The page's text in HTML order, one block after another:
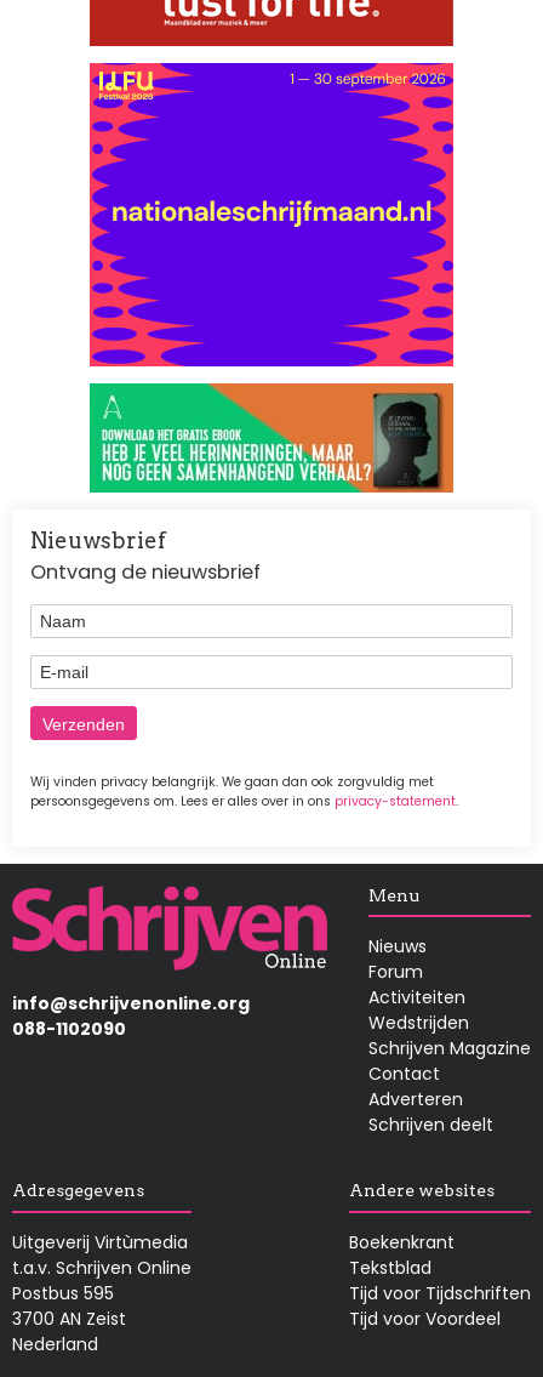
Nieuwsbrief
Ontvang de nieuwsbrief
Naam
E-mail
Wij vinden privacy belangrijk. We gaan dan ook zorgvuldig met
persoonsgegevens om. Lees er alles over in ons privacy-statement.
Afbeelding
info@schrijvenonline.org
088-1102090
Menu
Nieuws
Forum
Activiteiten
Wedstrijden
Schrijven Magazine
Contact
Adverteren
Schrijven deelt
Adresgegevens
Uitgeverij Virtùmedia
t.a.v. Schrijven Online
Postbus 595
3700 AN Zeist
Nederland
Andere websites
Boekenkrant
Tekstblad
Tijd voor Tijdschriften
Tijd voor Voordeel